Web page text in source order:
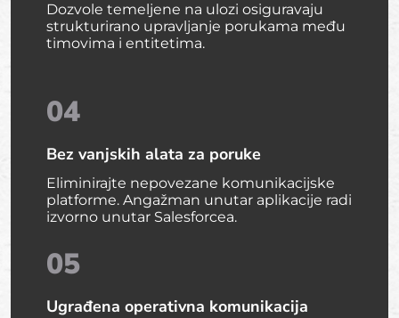
Dozvole temeljene na ulozi osiguravaju
strukturirano upravljanje porukama među
timovima i entitetima.
04
Bez vanjskih alata za poruke
Eliminirajte nepovezane komunikacijske
platforme. Angažman unutar aplikacije radi
izvorno unutar Salesforcea.
05
Ugrađena operativna komunikacija